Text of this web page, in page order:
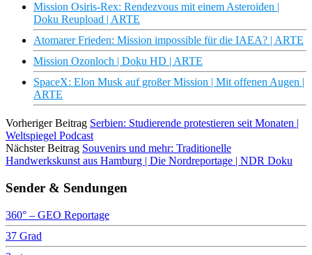
Mission Osiris-Rex: Rendezvous mit einem Asteroiden |
Doku Reupload | ARTE
Atomarer Frieden: Mission impossible für die IAEA? | ARTE
Mission Ozonloch | Doku HD | ARTE
SpaceX: Elon Musk auf großer Mission | Mit offenen Augen |
ARTE
Vorheriger Beitrag Serbien: Studierende protestieren seit Monaten |
Weltspiegel Podcast
Nächster Beitrag Souvenirs und mehr: Traditionelle
Handwerkskunst aus Hamburg | Die Nordreportage | NDR Doku
Sender & Sendungen
360° – GEO Reportage
37 Grad